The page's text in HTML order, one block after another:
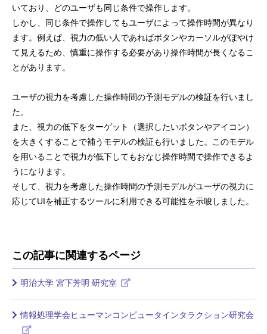
いており、どのユーザも同じ条件で操作します。
しかし、同じ条件で操作してもユーザによって操作時間が異なり
ます。例えば、視力の低い人であればボタンやカーソルがぼやけ
て見えるため、慎重に操作する必要があり操作時間が長くなるこ
とがあります。
ユーザの視力を考慮した操作時間の予測モデルの検証を行いまし
た。
また、視力の低下をターゲット（選択したいボタンやアイコン）
を大きくすることで補うモデルの検証も行いました。このモデル
を用いることで視力が低下してもおなじ操作時間で操作できるよ
うになります。
そして、視力を考慮した操作時間の予測モデルがユーザの視力に
応じてUIを補正するツールに利用できる可能性を示唆しました。
この記事に関連するページ
明治大学 宮下芳明 研究室
情報処理学会ヒューマンコンピュータインタラクション研究会